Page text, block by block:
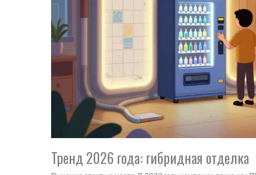
Тренд 2026 года: гибридная отделка